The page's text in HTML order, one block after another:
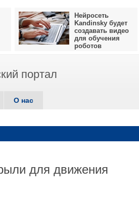
Нейросеть
Kandinsky будет
создавать видео
для обучения
роботов
портал
О нас
для движения